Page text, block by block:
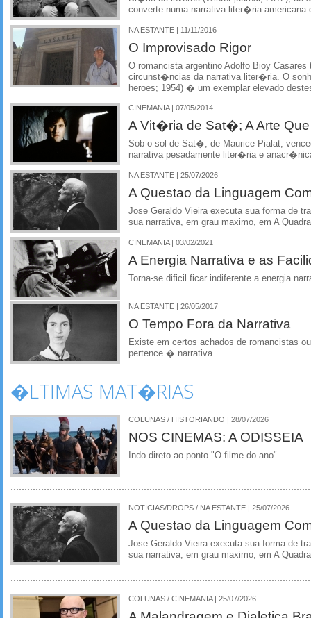
converte numa narrativa liter�ria americana
NA ESTANTE | 11/11/2016
O Improvisado Rigor
O romancista argentino Adolfo Bioy
circunst�ncias da narrativa liter�ria. O
heroes; 1954) � um exemplar elevado
CINEMANIA | 07/05/2014
A Vit�ria de Sat�; A Arte
Sob o sol de Sat�, de Maurice Pialat,
narrativa pesadamente liter�ria e
NA ESTANTE | 25/07/2026
A Questao da Linguagem
Jose Geraldo Vieira executa sua forma de
sua narrativa, em grau maximo, em A
CINEMANIA | 03/02/2021
A Energia Narrativa e as
Torna-se dificil ficar indiferente a energia
NA ESTANTE | 26/05/2017
O Tempo Fora da Narrativa
Existe em certos achados de romancistas
pertence � narrativa
�LTIMAS MAT�RIAS
COLUNAS / HISTORIANDO | 28/07/2026
NOS CINEMAS: A ODISSEIA
Indo direto ao ponto "O filme do ano"
NOTICIAS/DROPS / NA ESTANTE | 25/07/2026
A Questao da Linguagem
Jose Geraldo Vieira executa sua forma de
sua narrativa, em grau maximo, em A
COLUNAS / CINEMANIA | 25/07/2026